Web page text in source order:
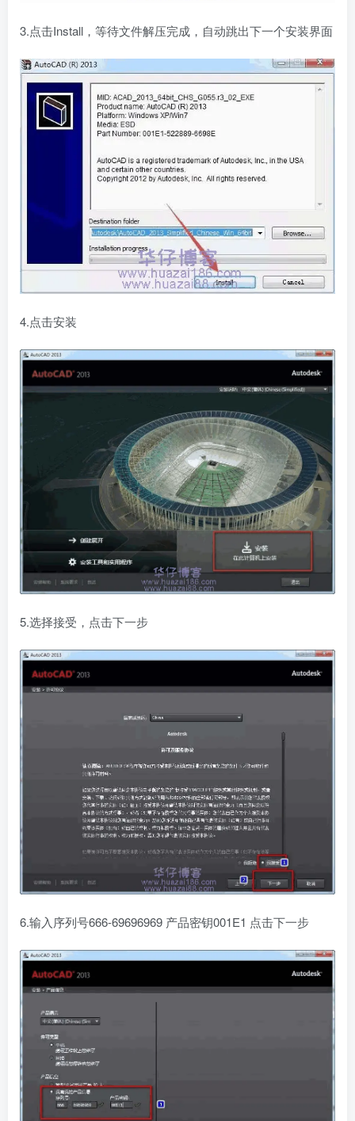
3.点击Install，等待文件解压完成，自动跳出下一个安装界面
4.点击安装
5.选择接受，点击下一步
6.输入序列号666-69696969 产品密钥001E1 点击下一步